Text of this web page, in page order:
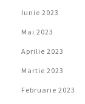
Iunie 2023
Mai 2023
Aprilie 2023
Martie 2023
Februarie 2023